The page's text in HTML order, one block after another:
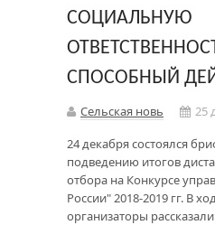
СОЦИАЛЬНУЮ
СПОСОБНЫЙ
Сельская новь
25
24 декабря состоялся
подведению итогов
отбора на Конкурсе
России" 2018-2019 гг. В
организаторы